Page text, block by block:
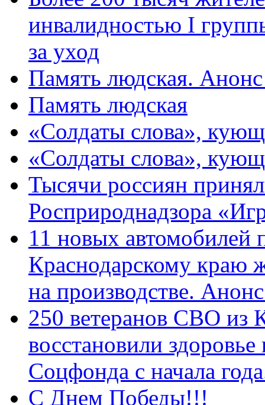
инвалидностью I
за уход
Память людская.
Память людская
«Солдаты слова»,
«Солдаты слова»,
Тысячи россиян
Росприроднадзора
11 новых автомобилей
Краснодарскому краю
на производстве.
250 ветеранов СВО из
восстановили
Соцфонда с начала
С Днем Победы!!!